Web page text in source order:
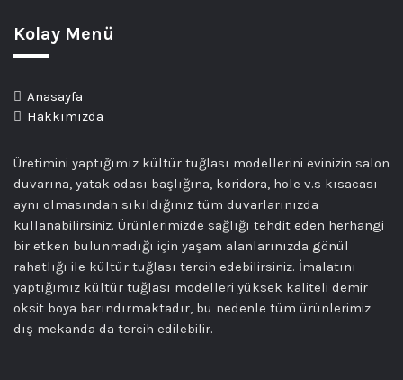
Kolay Menü
Anasayfa
Hakkımızda
Üretimini yaptığımız kültür tuğlası modellerini evinizin salon
duvarına, yatak odası başlığına, koridora, hole v.s kısacası
aynı olmasından sıkıldığınız tüm duvarlarınızda
kullanabilirsiniz. Ürünlerimizde sağlığı tehdit eden herhangi
bir etken bulunmadığı için yaşam alanlarınızda gönül
rahatlığı ile kültür tuğlası tercih edebilirsiniz. İmalatını
yaptığımız kültür tuğlası modelleri yüksek kaliteli demir
oksit boya barındırmaktadır, bu nedenle tüm ürünlerimiz
dış mekanda da tercih edilebilir.